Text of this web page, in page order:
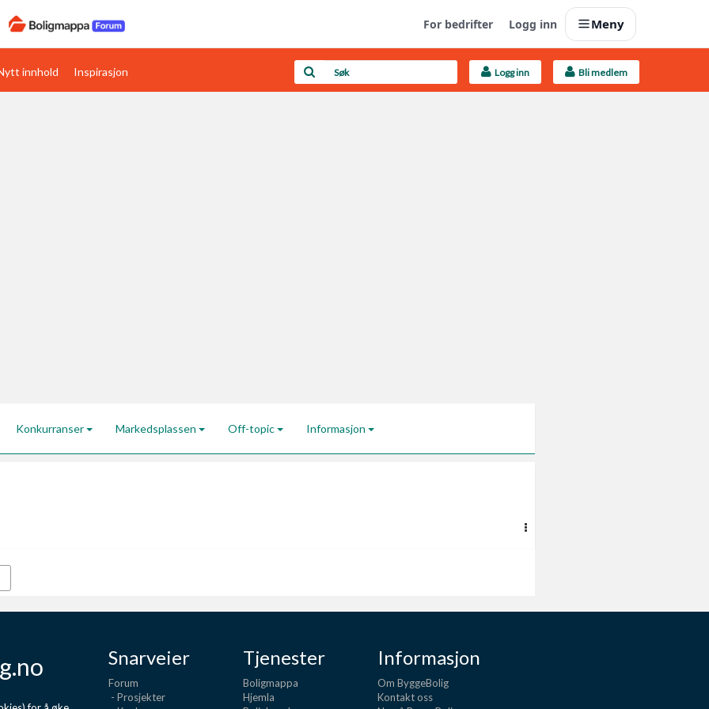
For bedrifter Logg inn Meny
Boligens papirer Last opp selv
innhold Inspirasjon Logg inn Bli medlem
Konkurranser Markedsplassen Off-topic Informasjon
Snarveier
Forum
- Prosjekter
Tjenester
Boligmappa
Hjemla
Informasjon
Om ByggeBolig
Kontakt oss